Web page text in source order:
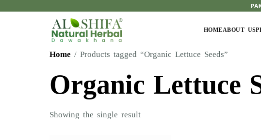
HOMEABOUT US
Home / Products tagged “Organic Lettuce Seeds”
Organic Lettuce
Showing the single result